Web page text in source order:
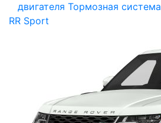
двигателя Тормозная система
RR Sport